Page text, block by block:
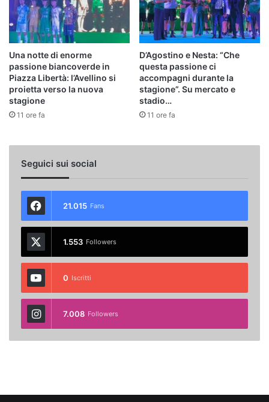
Una notte di enorme
passione biancoverde in
Piazza Libertà: l’Avellino si
proietta verso la nuova
stagione
11 ore fa
D’Agostino e Nesta: “Che
questa passione ci
accompagni durante la
stagione”. Su mercato e
stadio…
11 ore fa
Seguici sui social
21.015 Fans
1.553 Followers
0 Iscritti
7.008 Followers